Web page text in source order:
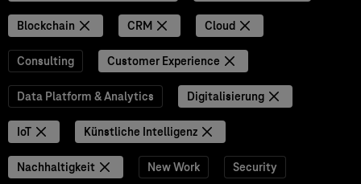
Blockchain CRM Cloud
Consulting Customer Experience
Data Platform & Analytics Digitalisierung
IoT Künstliche Intelligenz
Nachhaltigkeit New Work Security